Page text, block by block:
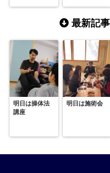
最新記
明日は操体法
講座
明日は施術会